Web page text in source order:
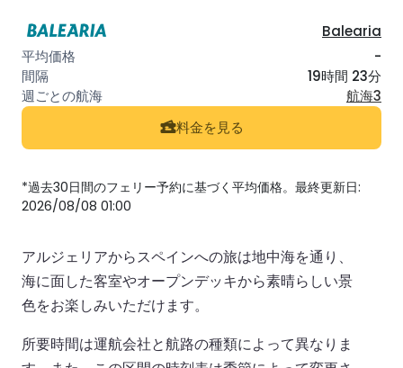
Balearia
-
19時間 23分
航海3
料金を見る
*過去30日間のフェリー予約に基づく平均価格。最終更新日:
2026/08/08 01:00
アルジェリアからスペインへの旅は地中海を通り、
海に面した客室やオープンデッキから素晴らしい景
色をお楽しみいただけます。
所要時間は運航会社と航路の種類によって異なりま